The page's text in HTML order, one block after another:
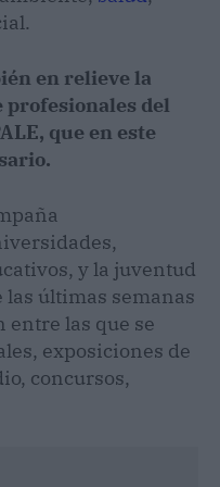
en relieve la
del
que en este
y la juventud
últimas semanas
entre las que se
exposiciones de
concursos,